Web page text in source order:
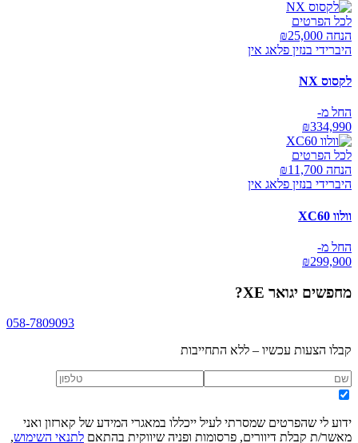
לכל הפרטים
הנחה ₪ 25,000
היברידי בנזין פלאג אין
לקסוס NX
החל מ-
₪334,990
לכל הפרטים
הנחה ₪ 11,700
היברידי בנזין פלאג אין
וולוו XC60
החל מ-
₪299,900
מחפשים יגואר XE ?
058-7809093
קבלו הצעות עכשיו – ללא התחייבות
ידוע לי שהפרטים שמסרתי לעיל ייכללו במאגרי המידע של קארזון ואני
מאשר/ת קבלת דיוורים, פרסומות ופניה שיווקית בהתאם לתנאי השימוש,